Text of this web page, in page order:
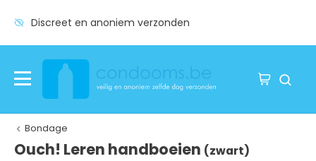
Discreet en anoniem verzonden
Bondage
Ouch! Leren handboeien (zwart)